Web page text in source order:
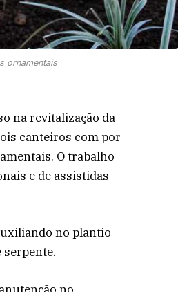
ornamentais
na revitalização da
canteiros com por
O trabalho
e de assistidas
no plantio
serpente.